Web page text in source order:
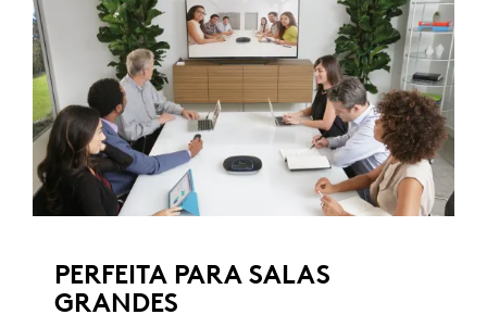
PERFEITA PARA SALAS
GRANDES